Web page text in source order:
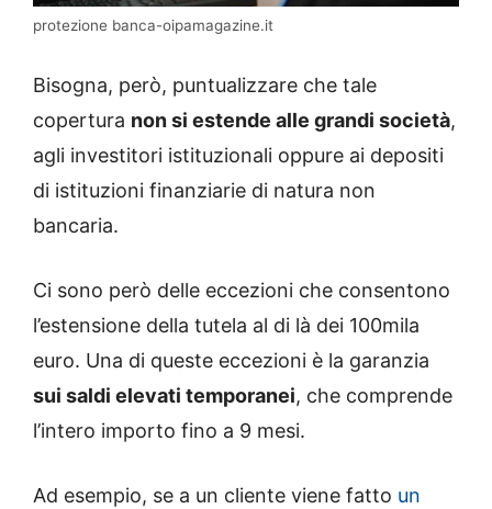
protezione banca-oipamagazine.it
Bisogna, però, puntualizzare che tale
copertura non si estende alle grandi società,
agli investitori istituzionali oppure ai depositi
di istituzioni finanziarie di natura non
bancaria.
Ci sono però delle eccezioni che consentono
l’estensione della tutela al di là dei 100mila
euro. Una di queste eccezioni è la garanzia
sui saldi elevati temporanei, che comprende
l’intero importo fino a 9 mesi.
Ad esempio, se a un cliente viene fatto un